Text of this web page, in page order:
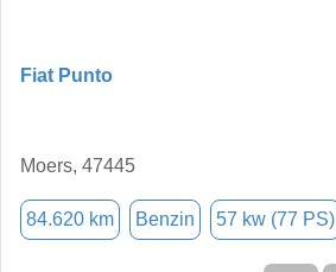
Fiat Punto
Moers, 47445
84.620 km Benzin 57 kw (77 PS)